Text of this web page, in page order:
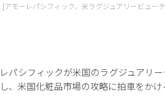
[アモーレパシフィック、米ラグジュアリービュー
パシフィックが米国のラグジュアリ
、米国化粧品市場の攻略に拍車をかけ